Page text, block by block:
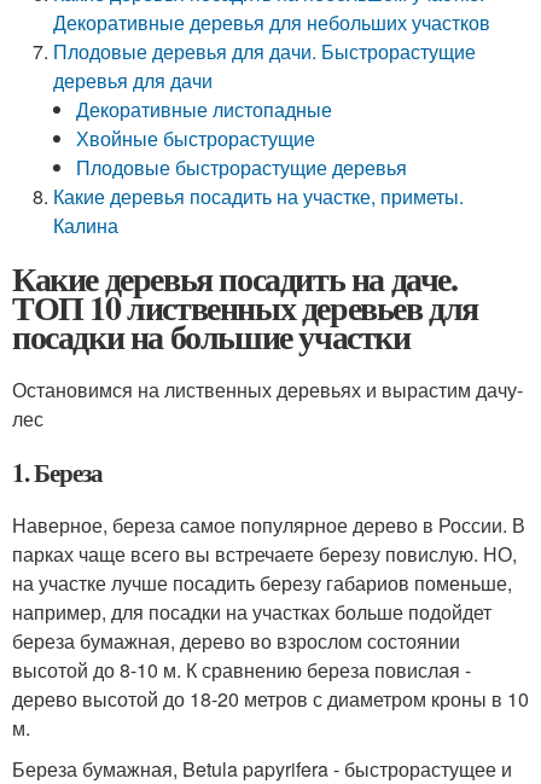
Декоративные деревья для небольших участков
Плодовые деревья для дачи. Быстрорастущие
деревья для дачи
Декоративные листопадные
Хвойные быстрорастущие
Плодовые быстрорастущие деревья
Какие деревья посадить на участке, приметы.
Калина
Какие деревья посадить на даче.
ТОП 10 лиственных деревьев для
посадки на большие участки
Остановимся на лиственных деревьях и вырастим дачу-
лес
1. Береза
Наверное, береза самое популярное дерево в России. В
парках чаще всего вы встречаете березу повислую. НО,
на участке лучше посадить березу габариов поменьше,
например, для посадки на участках больше подойдет
береза бумажная, дерево во взрослом состоянии
высотой до 8-10 м. К сравнению береза повислая -
дерево высотой до 18-20 метров с диаметром кроны в 10
м.
Береза бумажная, Betula papyrifera - быстрорастущее и